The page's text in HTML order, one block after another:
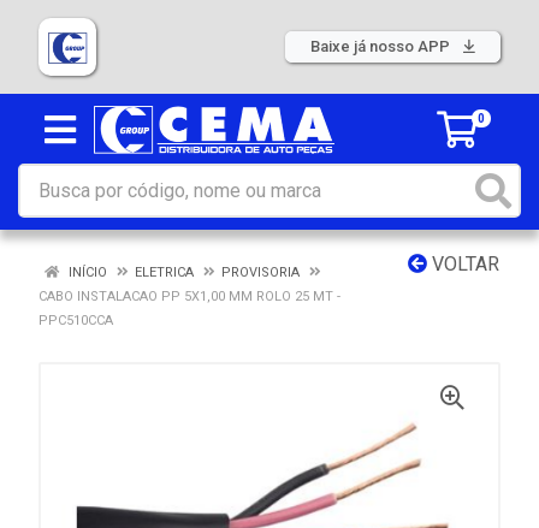
Baixe já nosso APP
0
VOLTAR
INÍCIO ELETRICA
PROVISORIA
CABO INSTALACAO PP 5X1,00 MM ROLO 25 MT -
PPC510CCA